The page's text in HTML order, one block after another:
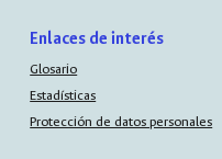
Enlaces de interés
Glosario
Estadísticas
Protección de datos personales